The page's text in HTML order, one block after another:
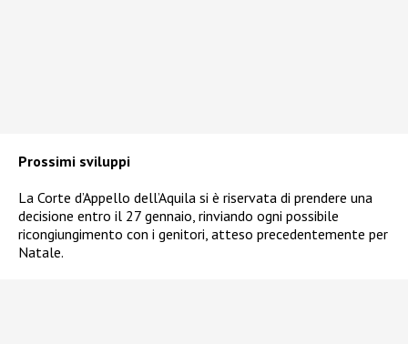
Prossimi sviluppi
La Corte d’Appello dell’Aquila si è riservata di prendere una
decisione entro il 27 gennaio, rinviando ogni possibile
ricongiungimento con i genitori, atteso precedentemente per
Natale.